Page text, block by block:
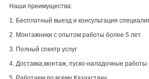
Наши преимущества:
1. Бесплатный выезд и консультация
2. Монтажники с опытом работы более 5 лет.
3. Полный спектр услуг
4. Доставка,монтаж, пуско-наладочные работы